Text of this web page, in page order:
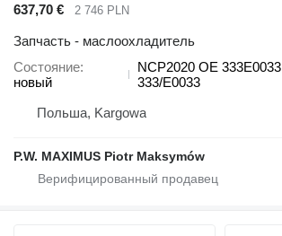
637,70 € 2 746 PLN
Запчасть - маслоохладитель
Состояние
новый
NCP2020 OE 333E0033
333/E0033
Польша, Kargowa
P.W. MAXIMUS Piotr Maksymów